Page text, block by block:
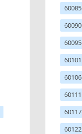
60085
60090
60095
60101
60106
60111
60117
60122